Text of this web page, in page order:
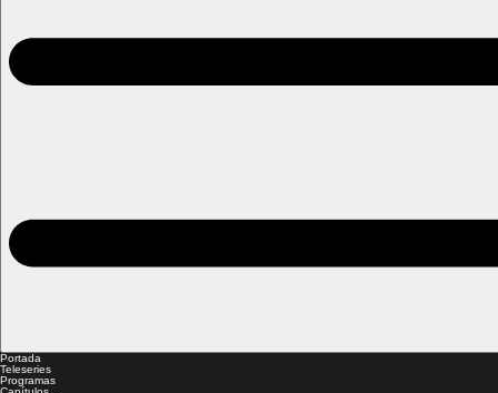
Portada
Teleseries
Programas